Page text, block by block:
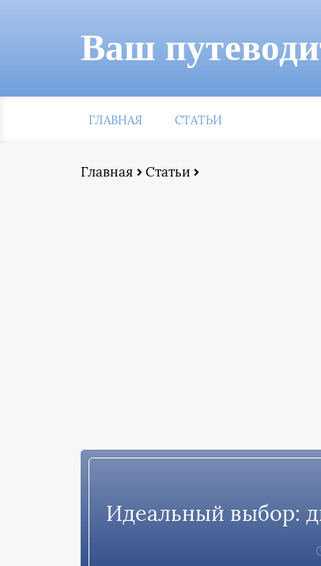
Ваш
ГЛАВНАЯ СТАТЬИ
Главная Статьи
Идеальный выбор: